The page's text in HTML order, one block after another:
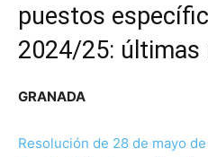
puestos
2024/25: últimas
GRANADA
Resolución de 28 de mayo